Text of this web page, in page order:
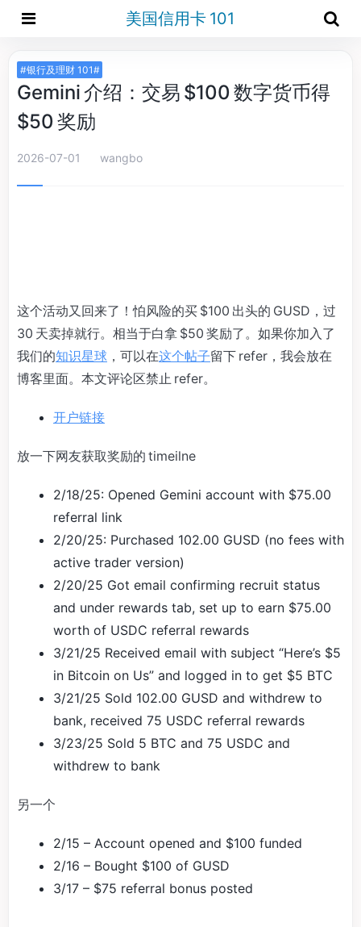
美国信用卡 101
#银行及理财 101#
Gemini 介绍：交易 $100 数字货币得
$50 奖励
2026-07-01 wangbo
这个活动又回来了！怕风险的买 $100 出头的 GUSD，过
30 天卖掉就行。相当于白拿 $50 奖励了。如果你加入了
我们的知识星球 ，可以在这个帖子留下 refer，我会放在
博客里面。本文评论区禁止 refer。
开户链接
放一下网友获取奖励的 timeilne
2/18/25: Opened Gemini account with $75.00
referral link
2/20/25: Purchased 102.00 GUSD (no fees with
active trader version)
2/20/25 Got email confirming recruit status
and under rewards tab, set up to earn $75.00
worth of USDC referral rewards
3/21/25 Received email with subject “Here’s $5
in Bitcoin on Us” and logged in to get $5 BTC
3/21/25 Sold 102.00 GUSD and withdrew to
bank, received 75 USDC referral rewards
3/23/25 Sold 5 BTC and 75 USDC and
withdrew to bank
另一个
2/15 – Account opened and $100 funded
2/16 – Bought $100 of GUSD
3/17 – $75 referral bonus posted